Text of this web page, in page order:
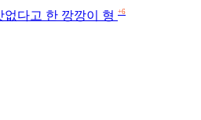
다고 한 깡깡이 형 +6